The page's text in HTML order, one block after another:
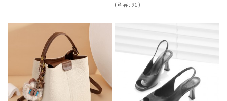
( 리뷰 : 91 )